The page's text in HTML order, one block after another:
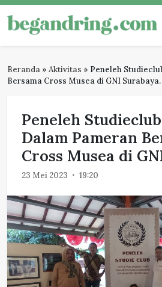
Skip
to
content
Begandring
Menjaga ingatan untuk masa
Beranda » Aktivitas » Peneleh
Bersama Cross Musea di GNI Surabaya.
Peneleh
Dalam Pameran
Cross Musea di
23 Mei 2023 19:20